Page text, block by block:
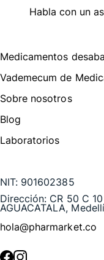
Habla con un
Medicamentos
Vademecum de
Sobre nosotros
Blog
Laboratorios
NIT: 901602385
Dirección: CR 50 C
AGUACATALA,
hola@pharmarket.co